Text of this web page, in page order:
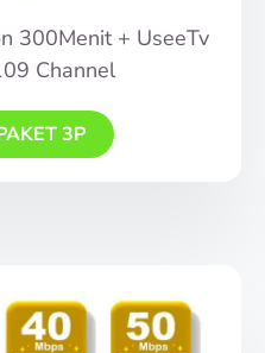
300Menit + UseeTv
Channel
3P